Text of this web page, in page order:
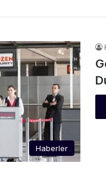
Haberler